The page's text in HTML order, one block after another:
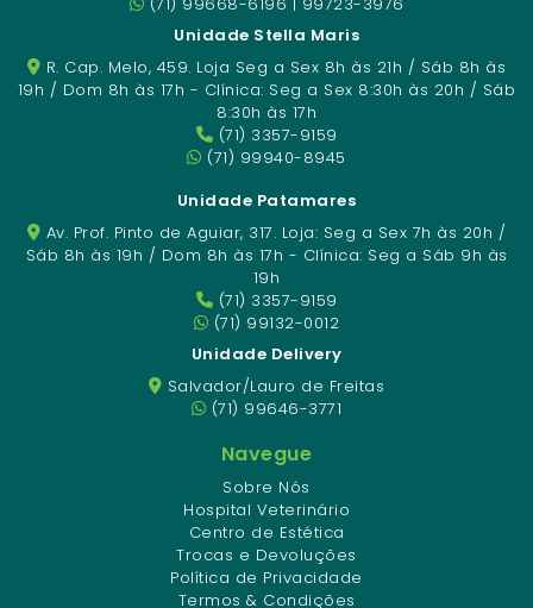
Unidade Stella Maris
R. Cap. Melo, 459. Loja Seg a Sex 8h às 21h / Sáb 8h às
19h / Dom 8h às 17h - Clínica: Seg a Sex 8:30h às 20h / Sáb
8:30h às 17h
(71) 3357-9159
(71) 99940-8945
Unidade Patamares
Av. Prof. Pinto de Aguiar, 317. Loja: Seg a Sex 7h às 20h /
Sáb 8h às 19h / Dom 8h às 17h - Clínica: Seg a Sáb 9h às
19h
(71) 3357-9159
(71) 99132-0012
Unidade Delivery
Salvador/Lauro de Freitas
(71) 99646-3771
Navegue
Sobre Nós
Hospital Veterinário
Centro de Estética
Trocas e Devoluções
Política de Privacidade
Termos & Condições